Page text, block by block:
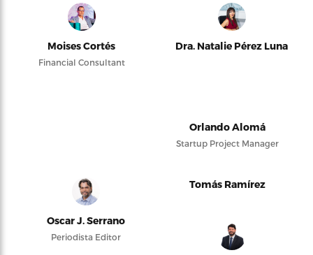
Moises Cortés
Financial Consultant
Dra. Natalie Pérez Luna
Orlando Alomá
Startup Project Manager
Oscar J. Serrano
Periodista Editor
Tomás Ramírez